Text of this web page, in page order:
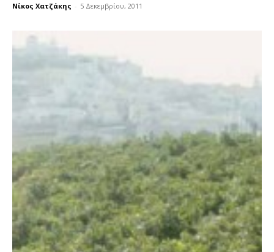
Νίκος Χατζάκης - 5 Δεκεμβρίου, 2011